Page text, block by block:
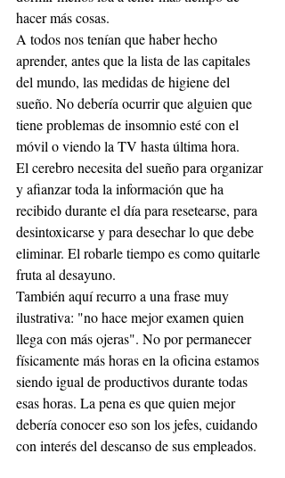
hacer más cosas.
A todos nos tenían que haber hecho
aprender, antes que la lista de las capitales
del mundo, las medidas de higiene del
sueño. No debería ocurrir que alguien que
tiene problemas de insomnio esté con el
móvil o viendo la TV hasta última hora.
El cerebro necesita del sueño para organizar
y afianzar toda la información que ha
recibido durante el día para resetearse, para
desintoxicarse y para desechar lo que debe
eliminar. El robarle tiempo es como quitarle
fruta al desayuno.
También aquí recurro a una frase muy
ilustrativa: "no hace mejor examen quien
llega con más ojeras". No por permanecer
físicamente más horas en la oficina estamos
siendo igual de productivos durante todas
esas horas. La pena es que quien mejor
debería conocer eso son los jefes, cuidando
con interés del descanso de sus empleados.